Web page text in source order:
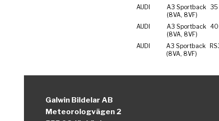
AUDI
A3 Sportback
(8VA, 8VF)
35
AUDI
A3 Sportback
(8VA, 8VF)
40
AUDI
A3 Sportback
(8VA, 8VF)
Galwin Bildelar AB
Meteorologvägen 2